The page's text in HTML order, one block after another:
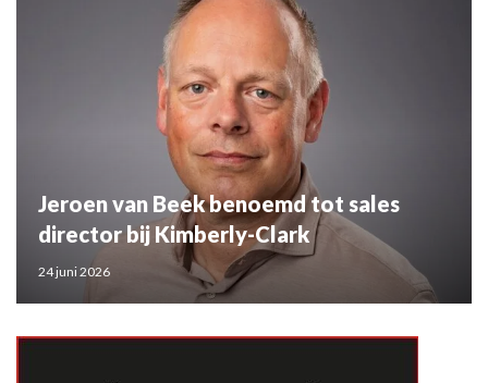
Jeroen van Beek benoemd tot sales
director bij Kimberly-Clark
24 juni 2026